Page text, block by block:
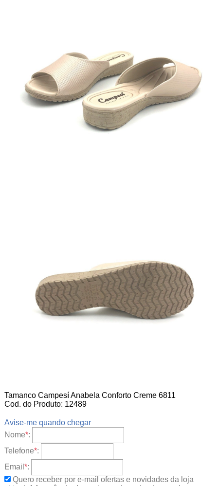
Tamanco Campesí Anabela Conforto Creme 6811
Cod. do Produto: 12489
Avise-me quando chegar
Nome*:
Telefone*:
Email *:
Quero receber por e-mail ofertas e novidades da loja